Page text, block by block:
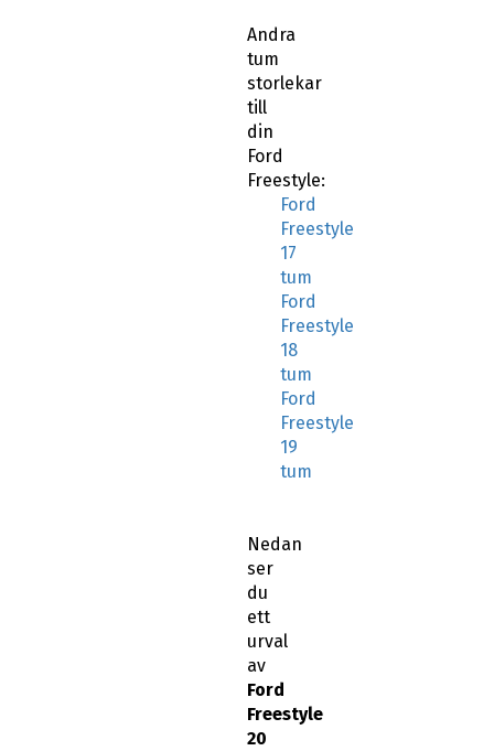
Andra
tum
storlekar
till
din
Ford
Freestyle:
Ford
Freestyle
17
tum
Ford
Freestyle
18
tum
Ford
Freestyle
19
tum
Nedan
ser
du
ett
urval
av
Ford
Freestyle
20